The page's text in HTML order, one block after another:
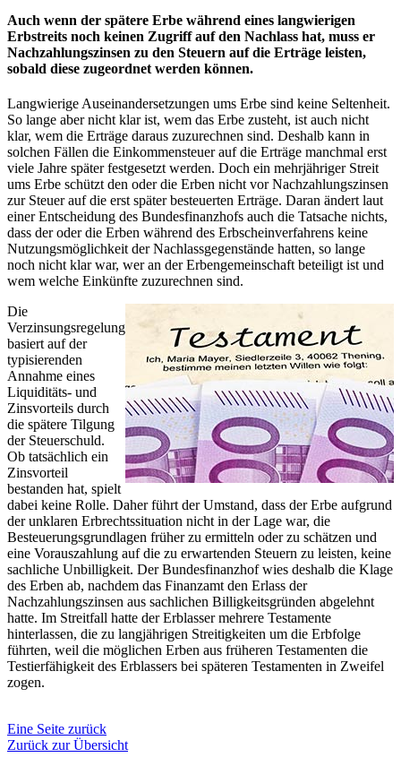
Auch wenn der spätere Erbe während eines langwierigen
Erbstreits noch keinen Zugriff auf den Nachlass hat, muss er
Nachzahlungszinsen zu den Steuern auf die Erträge leisten,
sobald diese zugeordnet werden können.
Langwierige Auseinandersetzungen ums Erbe sind keine Seltenheit.
So lange aber nicht klar ist, wem das Erbe zusteht, ist auch nicht
klar, wem die Erträge daraus zuzurechnen sind. Deshalb kann in
solchen Fällen die Einkommensteuer auf die Erträge manchmal erst
viele Jahre später festgesetzt werden. Doch ein mehrjähriger Streit
ums Erbe schützt den oder die Erben nicht vor Nachzahlungszinsen
zur Steuer auf die erst später besteuerten Erträge. Daran ändert laut
einer Entscheidung des Bundesfinanzhofs auch die Tatsache nichts,
dass der oder die Erben während des Erbscheinverfahrens keine
Nutzungsmöglichkeit der Nachlassgegenstände hatten, so lange
noch nicht klar war, wer an der Erbengemeinschaft beteiligt ist und
wem welche Einkünfte zuzurechnen sind.
Die
Verzinsungsregelung
basiert auf der
typisierenden
Annahme eines
Liquiditäts- und
Zinsvorteils durch
die spätere Tilgung
der Steuerschuld.
Ob tatsächlich ein
Zinsvorteil
bestanden hat, spielt
dabei keine Rolle. Daher führt der Umstand, dass der Erbe aufgrund
der unklaren Erbrechtssituation nicht in der Lage war, die
Besteuerungsgrundlagen früher zu ermitteln oder zu schätzen und
eine Vorauszahlung auf die zu erwartenden Steuern zu leisten, keine
sachliche Unbilligkeit. Der Bundesfinanzhof wies deshalb die Klage
des Erben ab, nachdem das Finanzamt den Erlass der
Nachzahlungszinsen aus sachlichen Billigkeitsgründen abgelehnt
hatte. Im Streitfall hatte der Erblasser mehrere Testamente
hinterlassen, die zu langjährigen Streitigkeiten um die Erbfolge
führten, weil die möglichen Erben aus früheren Testamenten die
Testierfähigkeit des Erblassers bei späteren Testamenten in Zweifel
zogen.
Eine Seite zurück
Zurück zur Übersicht